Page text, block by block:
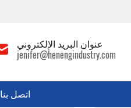
عنوان البريد الإلكتروني
jenifer@henengindustry.com
اتصل بنا